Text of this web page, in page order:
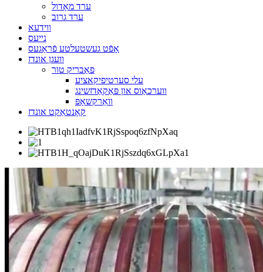
ערד מאָדול
ערד גרוב
ווידעא
נייעס
אָפֿט געשטעלטע פֿראַגעס
וועגן אונדז
פאַבריק טור
עלי סערטיפיקאציע
ווערכאַוס און פּאַקאַדזשינג
וואַרקשאָפּ
קאָנטאַקט אונדז